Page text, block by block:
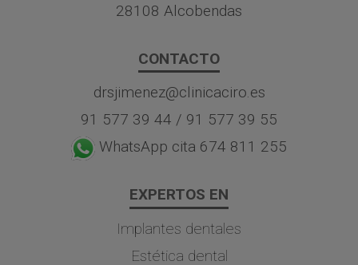
28108 Alcobendas
CONTACTO
drsjimenez@clinicaciro.es
91 577 39 44 / 91 577 39 55
WhatsApp cita 674 811 255
EXPERTOS EN
Implantes dentales
Estética dental